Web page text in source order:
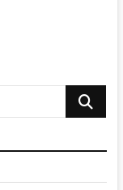
Buscar